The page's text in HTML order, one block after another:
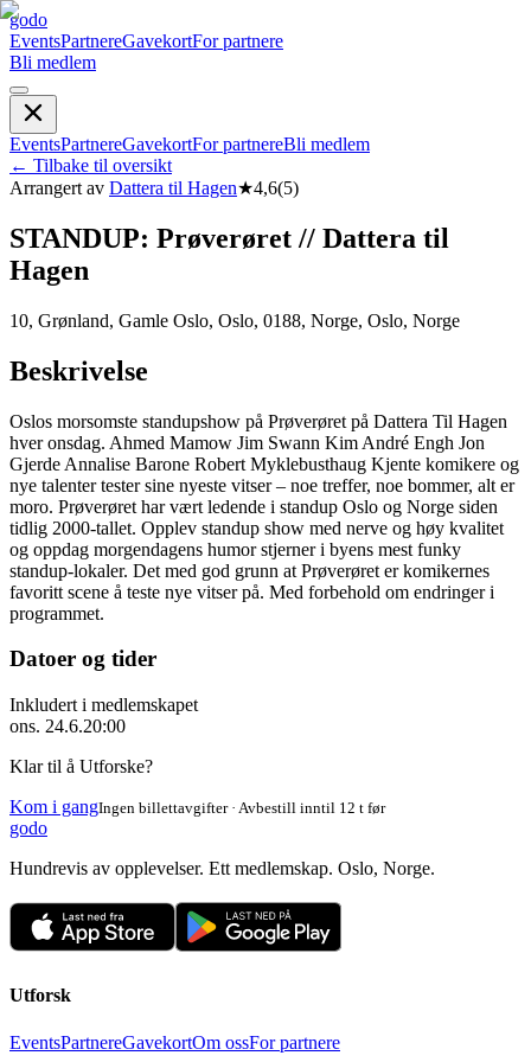
godo
EventsPartnereGavekortFor partnere
Bli medlem
EventsPartnereGavekortFor partnereBli medlem
← Tilbake til oversikt
Arrangert av Dattera til Hagen★4,6(5)
STANDUP: Prøverøret // Dattera til
Hagen
10, Grønland, Gamle Oslo, Oslo, 0188, Norge, Oslo, Norge
Beskrivelse
Oslos morsomste standupshow på Prøverøret på Dattera Til Hagen
hver onsdag. Ahmed Mamow Jim Swann Kim André Engh Jon
Gjerde Annalise Barone Robert Myklebusthaug Kjente komikere og
nye talenter tester sine nyeste vitser – noe treffer, noe bommer, alt er
moro. Prøverøret har vært ledende i standup Oslo og Norge siden
tidlig 2000-tallet. Opplev standup show med nerve og høy kvalitet
og oppdag morgendagens humor stjerner i byens mest funky
standup-lokaler. Det med god grunn at Prøverøret er komikernes
favoritt scene å teste nye vitser på. Med forbehold om endringer i
programmet.
Datoer og tider
Inkludert i medlemskapet
ons. 24.6.20:00
Klar til å Utforske?
Kom i gangIngen billettavgifter · Avbestill inntil 12 t før
godo
Hundrevis av opplevelser. Ett medlemskap. Oslo, Norge.
Utforsk
EventsPartnereGavekortOm ossFor partnere